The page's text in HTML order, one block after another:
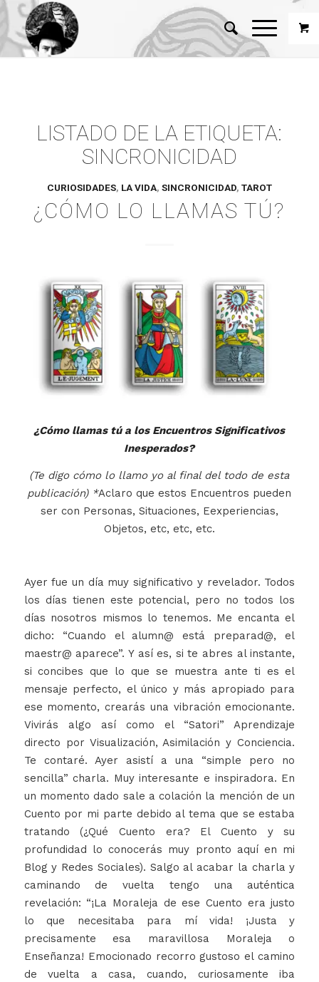
LISTADO DE LA ETIQUETA:
SINCRONICIDAD
CURIOSIDADES, LA VIDA, SINCRONICIDAD, TAROT
¿CÓMO LO LLAMAS TÚ?
¿Cómo llamas tú a los Encuentros Significativos
Inesperados?
(Te digo cómo lo llamo yo al final del todo de esta
publicación) *Aclaro que estos Encuentros pueden
ser con Personas, Situaciones, Eexperiencias,
Objetos, etc, etc, etc.
Ayer fue un día muy significativo y revelador. Todos
los días tienen este potencial, pero no todos los
días nosotros mismos lo tenemos. Me encanta el
dicho: “Cuando el alumn@ está preparad@, el
maestr@ aparece”. Y así es, si te abres al instante,
si concibes que lo que se muestra ante ti es el
mensaje perfecto, el único y más apropiado para
ese momento, crearás una vibración emocionante.
Vivirás algo así como el “Satori” Aprendizaje
directo por Visualización, Asimilación y Conciencia.
Te contaré. Ayer asistí a una “simple pero no
sencilla” charla. Muy interesante e inspiradora. En
un momento dado sale a colación la mención de un
Cuento por mi parte debido al tema que se estaba
tratando (¿Qué Cuento era? El Cuento y su
profundidad lo conocerás muy pronto aquí en mi
Blog y Redes Sociales). Salgo al acabar la charla y
caminando de vuelta tengo una auténtica
revelación: “¡La Moraleja de ese Cuento era justo
lo que necesitaba para mí vida! ¡Justa y
precisamente esa maravillosa Moraleja o
Enseñanza! Emocionado recorro gustoso el camino
de vuelta a casa, cuando, curiosamente iba